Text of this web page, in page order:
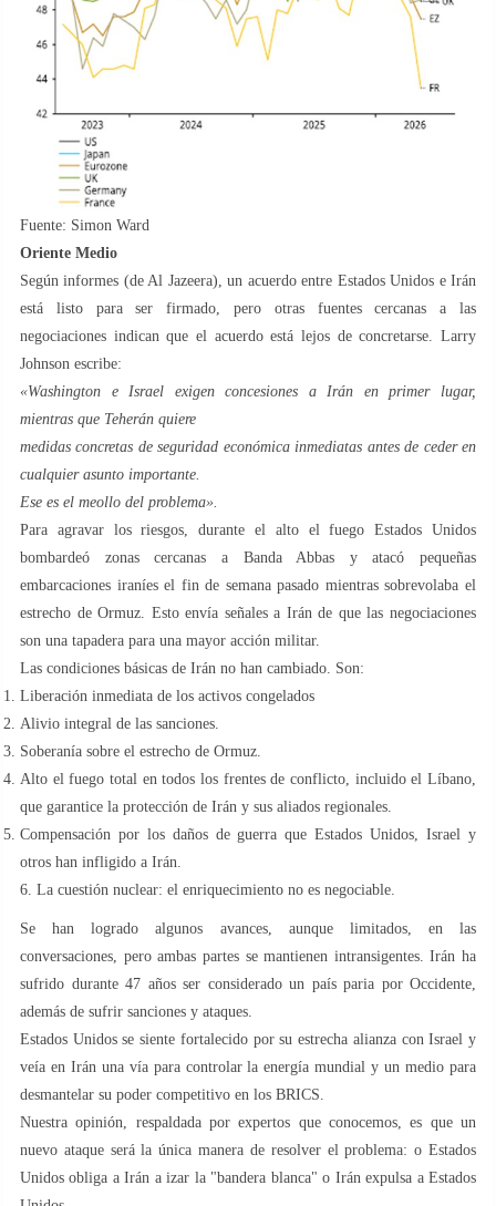
Fuente: Simon Ward
Oriente Medio
Según informes (de Al Jazeera), un acuerdo entre Estados Unidos e Irán
está listo para ser firmado, pero otras fuentes cercanas a las
negociaciones indican que el acuerdo está lejos de concretarse. Larry
Johnson escribe:
«Washington e Israel exigen concesiones a Irán en primer lugar,
mientras que Teherán quiere
medidas concretas de seguridad económica inmediatas antes de ceder en
cualquier asunto importante.
Ese es el meollo del problema».
Para agravar los riesgos, durante el alto el fuego Estados Unidos
bombardeó zonas cercanas a Banda Abbas y atacó pequeñas
embarcaciones iraníes el fin de semana pasado mientras sobrevolaba el
estrecho de Ormuz. Esto envía señales a Irán de que las negociaciones
son una tapadera para una mayor acción militar.
Las condiciones básicas de Irán no han cambiado. Son:
Liberación inmediata de los activos congelados
Alivio integral de las sanciones.
Soberanía sobre el estrecho de Ormuz.
Alto el fuego total en todos los frentes de conflicto, incluido el Líbano,
que garantice la protección de Irán y sus aliados regionales.
Compensación por los daños de guerra que Estados Unidos, Israel y
otros han infligido a Irán.
6. La cuestión nuclear: el enriquecimiento no es negociable.
Se han logrado algunos avances, aunque limitados, en las
conversaciones, pero ambas partes se mantienen intransigentes. Irán ha
sufrido durante 47 años ser considerado un país paria por Occidente,
además de sufrir sanciones y ataques.
Estados Unidos se siente fortalecido por su estrecha alianza con Israel y
veía en Irán una vía para controlar la energía mundial y un medio para
desmantelar su poder competitivo en los BRICS.
Nuestra opinión, respaldada por expertos que conocemos, es que un
nuevo ataque será la única manera de resolver el problema: o Estados
Unidos obliga a Irán a izar la "bandera blanca" o Irán expulsa a Estados